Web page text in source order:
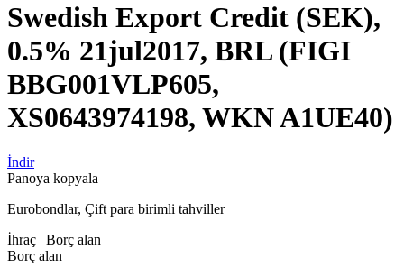
Swedish Export Credit (SEK),
0.5% 21jul2017, BRL (FIGI
BBG001VLP605,
XS0643974198, WKN A1UE40)
İndir
Panoya kopyala
Eurobondlar, Çift para birimli tahviller
İhraç | Borç alan
Borç alan